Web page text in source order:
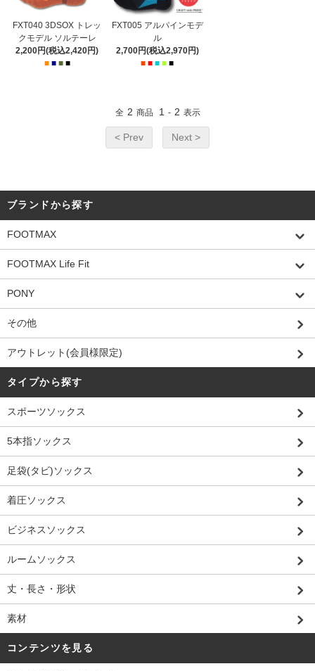
FXT040 3DSOX トレッ
クモデル ソルテーレ
2,200円(税込2,420円)
■ ■ ■ ■
FXT005 アルパインモデ
ル
2,700円(税込2,970円)
■ ■ ■ ■ ■
全 2 商品 1 - 2 表示
< Prev Next >
ブランドから探す
FOOTMAX
FOOTMAX Life Fit
PONY
その他
アウトレット(会員様限定)
タイプから探す
スポーツソックス
5本指ソックス
足袋(タビ)ソックス
着圧ソックス
ビジネスソックス
ルームソックス
丈・長さ・形状
素材
コンテンツを見る